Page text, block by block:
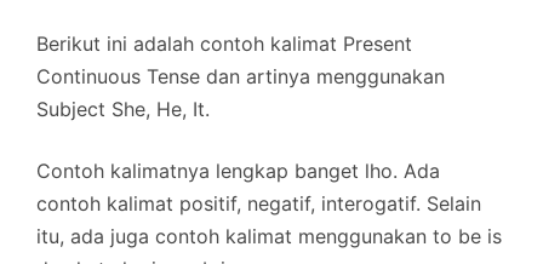
Berikut ini adalah contoh kalimat Present
Continuous Tense dan artinya menggunakan
Subject She, He, It.
Contoh kalimatnya lengkap banget lho. Ada
contoh kalimat positif, negatif, interogatif. Selain
itu, ada juga contoh kalimat menggunakan to be is